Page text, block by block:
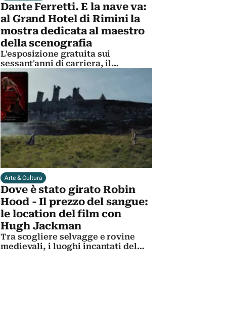
Dante Ferretti. E la nave va:
al Grand Hotel di Rimini la
mostra dedicata al maestro
della scenografia
L'esposizione gratuita sui
sessant'anni di carriera, il
sodalizio con Fellini e i bozzetti da
Oscar
Arte & Cultura
Dove è stato girato Robin
Hood - Il prezzo del sangue:
le location del film con
Hugh Jackman
Tra scogliere selvagge e rovine
medievali, i luoghi incantati del